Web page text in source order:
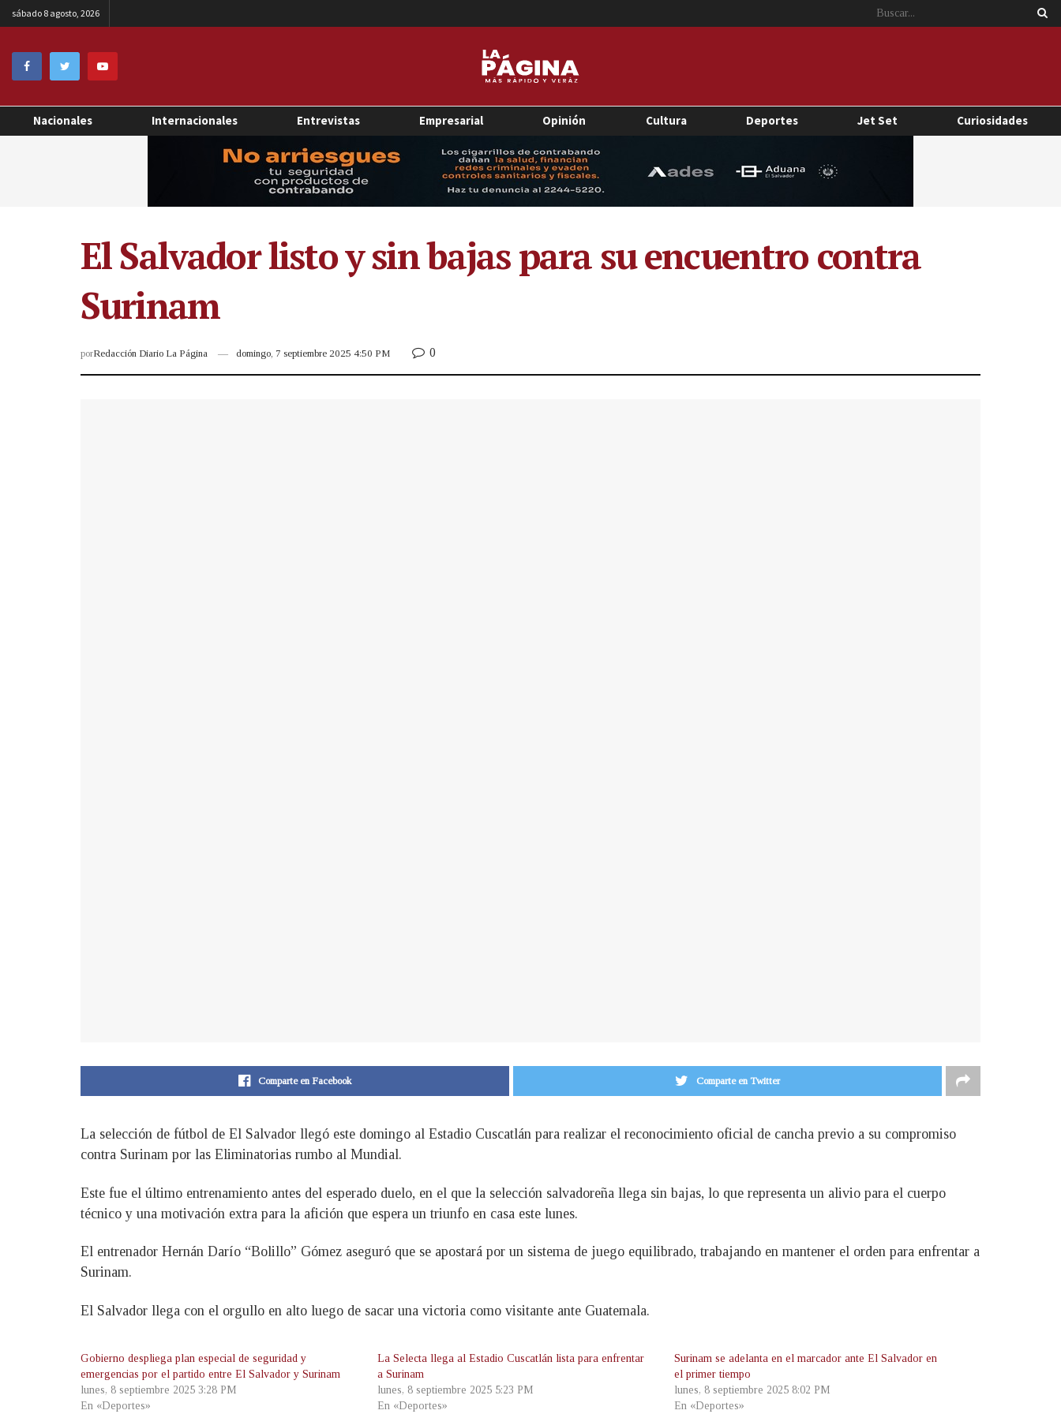
sábado 8 agosto, 2026
Nacionales Internacionales Entrevistas Empresarial Opinión Cultura Deportes Jet Set Curiosidades
El Salvador listo y sin bajas para su encuentro contra
Surinam
porRedacción Diario La Página domingo, 7 septiembre 2025 4:50 PM 0
Comparte en Facebook Comparte en Twitter
La selección de fútbol de El Salvador llegó este domingo al Estadio Cuscatlán para realizar el reconocimiento oficial de cancha previo a su compromiso
contra Surinam por las Eliminatorias rumbo al Mundial.
Este fue el último entrenamiento antes del esperado duelo, en el que la selección salvadoreña llega sin bajas, lo que representa un alivio para el cuerpo
técnico y una motivación extra para la afición que espera un triunfo en casa este lunes.
El entrenador Hernán Darío “Bolillo” Gómez aseguró que se apostará por un sistema de juego equilibrado, trabajando en mantener el orden para enfrentar a
Surinam.
El Salvador llega con el orgullo en alto luego de sacar una victoria como visitante ante Guatemala.
Gobierno despliega plan especial de seguridad y
emergencias por el partido entre El Salvador y Surinam
lunes, 8 septiembre 2025 3:28 PM
En «Deportes»
La Selecta llega al Estadio Cuscatlán lista para enfrentar
a Surinam
lunes, 8 septiembre 2025 5:23 PM
En «Deportes»
Surinam se adelanta en el marcador ante El Salvador en
el primer tiempo
lunes, 8 septiembre 2025 8:02 PM
En «Deportes»